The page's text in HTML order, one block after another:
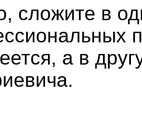
сложите в
а в